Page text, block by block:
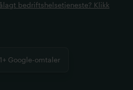
bedriftshelsetjeneste? Klikk
Google-omtaler